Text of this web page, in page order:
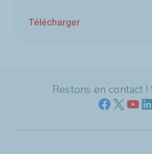
Télécharger
Restons en contact !